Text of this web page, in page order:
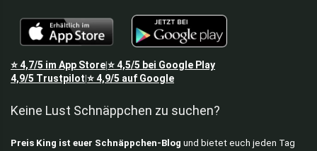
⭐4,7/5 im App Store⭐4,5/5 bei Google Play
4,9/5 Trustpilot ⭐4,9/5 auf Google
Keine Lust Schnäppchen zu suchen?
Preis King ist euer Schnäppchen-Blog und bietet euch jeden Tag